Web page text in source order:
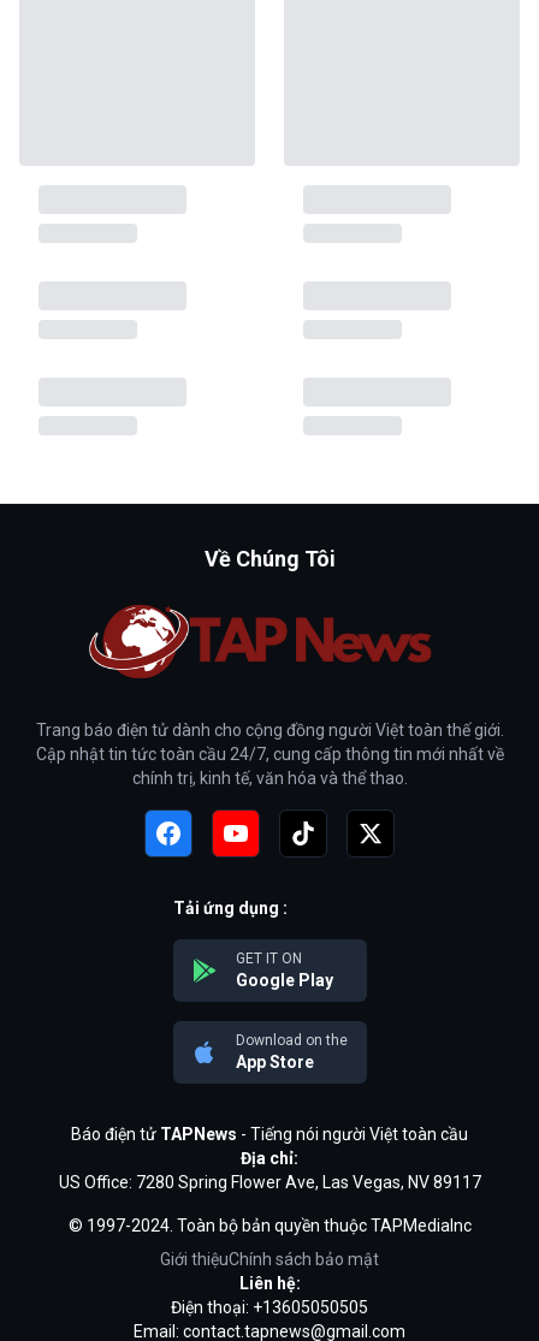
Về Chúng Tôi
Trang báo điện tử dành cho cộng đồng người Việt toàn thế giới.
Cập nhật tin tức toàn cầu 24/7, cung cấp thông tin mới nhất về
chính trị, kinh tế, văn hóa và thể thao.
Tải ứng dụng :
GET IT ON
Google Play
Download on the
App Store
Báo điện tử TAPNews - Tiếng nói người Việt toàn cầu
Địa chỉ:
US Office: 7280 Spring Flower Ave, Las Vegas, NV 89117
© 1997-2024. Toàn bộ bản quyền thuộc TAPMediaInc
Giới thiệuChính sách bảo mật
Liên hệ:
Điện thoại: +13605050505
Email: contact.tapnews@gmail.com